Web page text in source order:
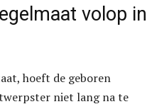
volop in
hoeft de geboren
niet lang na te